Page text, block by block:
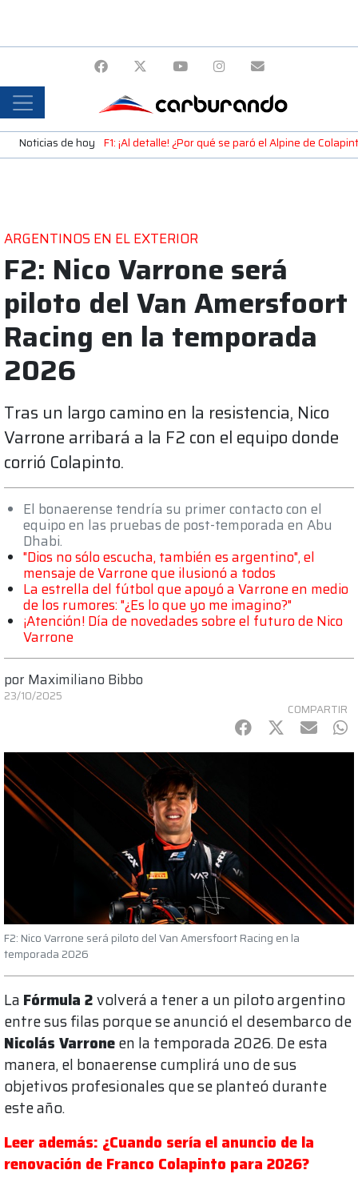
Noticias de hoy F1: ¡Al detalle! ¿Por qué se paró el Alpine de
ARGENTINOS EN EL EXTERIOR
F2: Nico Varrone será
piloto del Van Amersfoort
Racing en la temporada
2026
Tras un largo camino en la resistencia, Nico
Varrone arribará a la F2 con el equipo donde
corrió Colapinto.
El bonaerense tendría su primer contacto con el
equipo en las pruebas de post-temporada en Abu
Dhabi.
"Dios no sólo escucha, también es argentino", el
mensaje de Varrone que ilusionó a todos
La estrella del fútbol que apoyó a Varrone en medio
de los rumores: "¿Es lo que yo me imagino?"
¡Atención! Día de novedades sobre el futuro de Nico
Varrone
por Maximiliano Bibbo
23/10/2025
COMPARTIR
Facebook
Twitter
mail
F2: Nico Varrone será piloto del Van Amersfoort Racing en la
temporada 2026
La Fórmula 2volverá a tener a un piloto argentino
entre sus filas porque se anunció el desembarco de
Nicolás Varroneen la temporada 2026. De esta
manera, el bonaerense cumplirá uno de sus
objetivos profesionales que se planteó durante
este año.
Leer además: ¿Cuando sería el anuncio de la
renovación de Franco Colapinto para 2026?